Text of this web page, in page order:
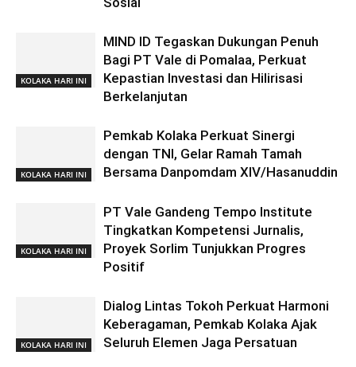
KOLAKA HARI INI
MIND ID Tegaskan Dukungan Penuh
Bagi PT Vale di Pomalaa, Perkuat
Kepastian Investasi dan Hilirisasi
Berkelanjutan
KOLAKA HARI INI
Pemkab Kolaka Perkuat Sinergi
dengan TNI, Gelar Ramah Tamah
Bersama Danpomdam XIV/Hasanuddin
KOLAKA HARI INI
PT Vale Gandeng Tempo Institute
Tingkatkan Kompetensi Jurnalis,
Proyek Sorlim Tunjukkan Progres
Positif
KOLAKA HARI INI
Dialog Lintas Tokoh Perkuat Harmoni
Keberagaman, Pemkab Kolaka Ajak
Seluruh Elemen Jaga Persatuan